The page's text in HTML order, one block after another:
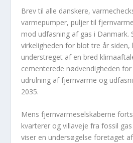
Brev til alle danskere,
varmepumper, puljer til
mod udfasning af gas i Danmark.
virkeligheden for blot tre år siden,
understreget af en bred
cementerede nødvendigheden
udrulning af fjernvarme og
2035.
Mens fjernvarmeselskaberne
kvarterer og villaveje fra fossil
viser en undersøgelse foretaget